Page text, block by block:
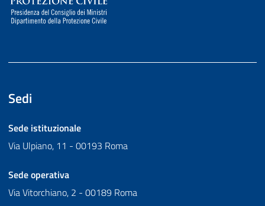
Sedi
Sede istituzionale
Via Ulpiano, 11 - 00193 Roma
Sede operativa
Via Vitorchiano, 2 - 00189 Roma